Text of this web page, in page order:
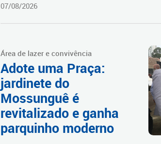
07/08/2026
Área de lazer e convivência
Adote uma Praça:
jardinete do
Mossunguê é
revitalizado e ganha
parquinho moderno